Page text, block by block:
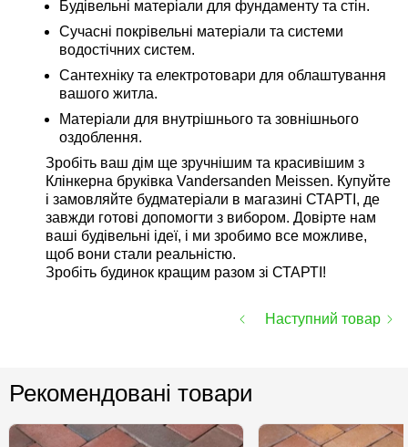
Будівельні матеріали для фундаменту та стін.
Сучасні покрівельні матеріали та системи
водостічних систем.
Сантехніку та електротовари для облаштування
вашого житла.
Матеріали для внутрішнього та зовнішнього
оздоблення.
Зробіть ваш дім ще зручнішим та красивішим з
Клінкерна бруківка Vandersanden Meissen. Купуйте
і замовляйте будматеріали в магазині СТАРТІ, де
завжди готові допомогти з вибором. Довірте нам
ваші будівельні ідеї, і ми зробимо все можливе,
щоб вони стали реальністю.
Зробіть будинок кращим разом зі СТАРТІ!
Наступний товар
Рекомендовані товари